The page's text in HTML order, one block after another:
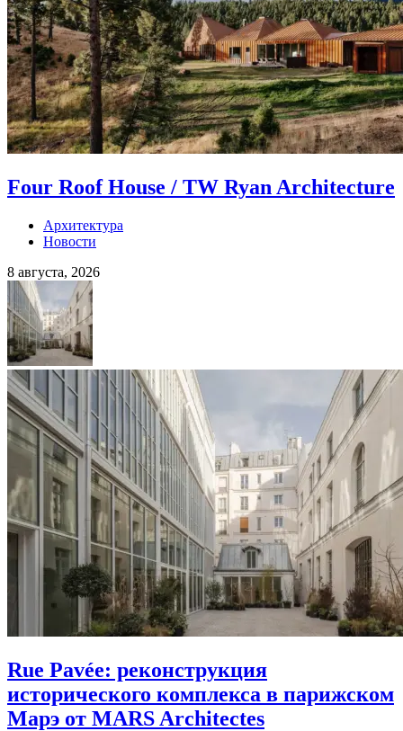
Four Roof House / TW Ryan Architecture
Архитектура
Новости
8 августа, 2026
Rue Pavée: реконструкция
исторического комплекса в парижском
Марэ от MARS Architectes